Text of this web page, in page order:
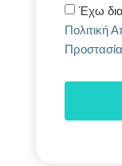
Έχω
Πολιτική